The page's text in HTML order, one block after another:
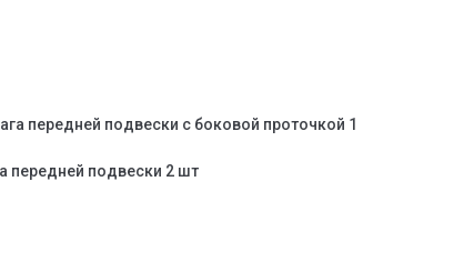
передней подвески с боковой проточкой 1
передней подвески 2 шт